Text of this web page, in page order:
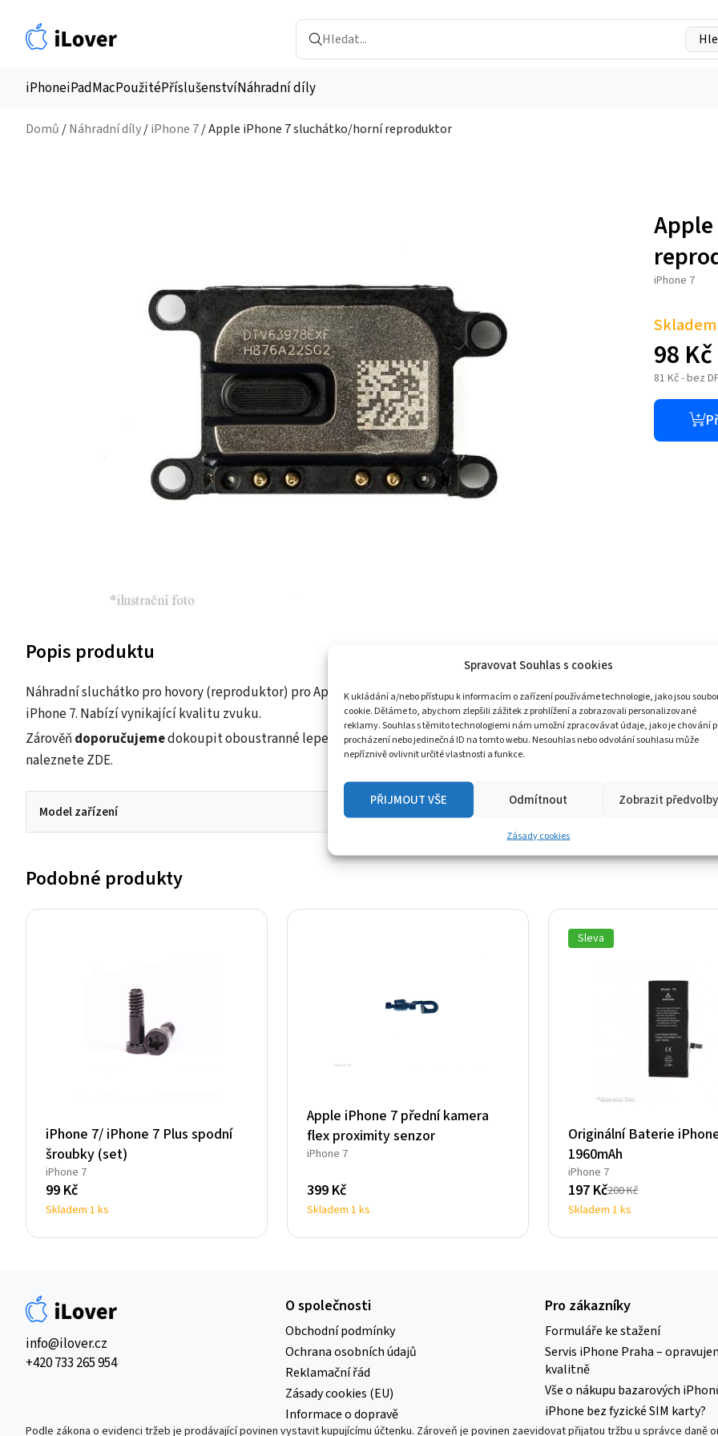
Spravovat Souhlas s cookies
K ukládání a/nebo přístupu k informacím o zařízení používáme technologie, jako jsou
cookie. Děláme to, abychom zlepšili zážitek z prohlížení a zobrazovali personalizované
reklamy. Souhlas s těmito technologiemi nám umožní zpracovávat údaje, jako je chování
procházení nebo jedinečná ID na tomto webu. Nesouhlas nebo odvolání souhlasu může
nepříznivě ovlivnit určité vlastnosti a funkce.
PŘIJMOUT VŠE Odmítnout Zobrazit předvolby
Zásady cookies
iPhoneiPadMacPoužitéPříslušenstvíNáhradní díly
Domů /Náhradní díly/iPhone 7/ Apple iPhone 7 sluchátko/horní reproduktor
iPhone 7
98 Kč
81 Kč- bez
Popis produktu
Náhradní sluchátko pro hovory (reproduktor) pro Apple iPhone 7. Vysoce kvalitní reproduktor pro Apple
iPhone 7. Nabízí vynikající kvalitu zvuku.
Zárověň doporučujemedokoupit oboustranné lepení pod displej, pro zajištění voděodolnosti, které
nalezneteZDE.
Model zařízení iPhone 7
Podobné produkty
iPhone 7/ iPhone 7 Plus spodní
šroubky (set)
iPhone 7
99 Kč
Skladem 1 ks
Apple iPhone 7 přední kamera
flex proximity senzor
iPhone 7
399 Kč
Skladem 1 ks
Sleva
Originální Baterie
1960mAh
iPhone 7
200Kč
Původní
cena
byla:
197 Kč
Aktuální
cena
je:
Skladem 1 ks
info@ilover.cz
+420 733 265 954
O společnosti
Obchodní podmínky
Ochrana osobních údajů
Reklamační řád
Zásady cookies (EU)
Informace o dopravě
Pro zákazníky
Formuláře ke stažení
Servis iPhone Praha –
kvalitně
Vše o nákupu bazarových
iPhone bez fyzické SIM karty?
Podle zákona o evidenci tržeb je prodávající povinen vystavit kupujícímu účtenku. Zároveň je povinen zaevidovat přijatou tržbu u správce daně